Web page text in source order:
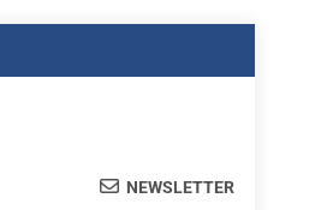
NEWSLETTER